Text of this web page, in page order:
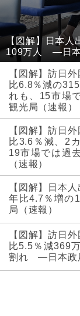
【図解】日本
109万人 ―日本
【図解】訪日
比6.8％減の
れも、15市場
観光局（速報）
【図解】訪日
比3.6％減、2
19市場では過
（速報）
【図解】日本
年比4.7％増
局（速報）
【図解】訪日
比5.5％減369
割れ ―日本政